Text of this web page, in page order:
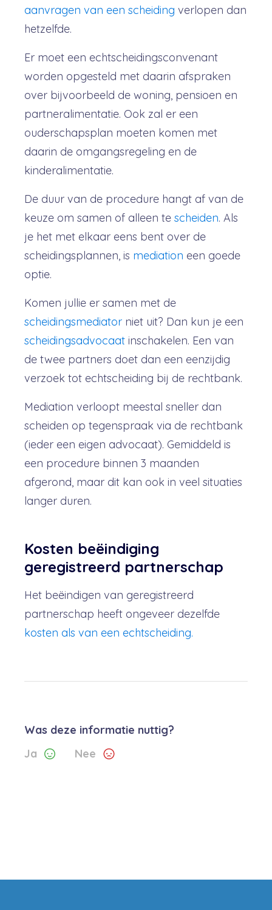
aanvragen van een scheiding verlopen dan
hetzelfde.
Er moet een echtscheidingsconvenant
worden opgesteld met daarin afspraken
over bijvoorbeeld de woning, pensioen en
partneralimentatie. Ook zal er een
ouderschapsplan moeten komen met
daarin de omgangsregeling en de
kinderalimentatie.
De duur van de procedure hangt af van de
keuze om samen of alleen te scheiden. Als
je het met elkaar eens bent over de
scheidingsplannen, is mediation een goede
optie.
Komen jullie er samen met de
scheidingsmediator niet uit? Dan kun je een
scheidingsadvocaat inschakelen. Een van
de twee partners doet dan een eenzijdig
verzoek tot echtscheiding bij de rechtbank.
Mediation verloopt meestal sneller dan
scheiden op tegenspraak via de rechtbank
(ieder een eigen advocaat). Gemiddeld is
een procedure binnen 3 maanden
afgerond, maar dit kan ook in veel situaties
langer duren.
Kosten beëindiging
geregistreerd partnerschap
Het beëindigen van geregistreerd
partnerschap heeft ongeveer dezelfde
kosten als van een echtscheiding.
Was deze informatie nuttig?
Ja
Nee